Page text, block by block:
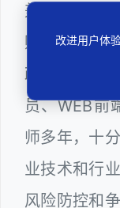
兼任深圳市
购评审专家
政府系统公
员、WEB前
师多年，十
业技术和行
风险防控和
改进用户体